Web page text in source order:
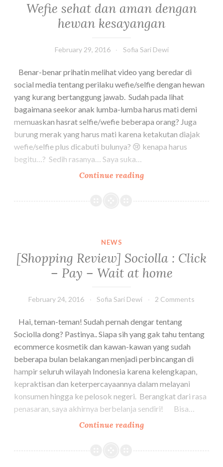
Wefie sehat dan aman dengan
hewan kesayangan
February 29, 2016 Sofia Sari Dewi
Benar-benar prihatin melihat video yang beredar di
social media tentang perilaku wefie/selfie dengan hewan
yang kurang bertanggung jawab. Sudah pada lihat
bagaimana seekor anak lumba-lumba harus mati demi
memuaskan hasrat selfie/wefie beberapa orang? Juga
burung merak yang harus mati karena ketakutan diajak
wefie/selfie plus dicabuti bulunya? 😢 kenapa harus
begitu…? Sedih rasanya… Saya suka…
Continue readingWefie
dan
NEWS
[Shopping Review] Sociolla : Click
– Pay – Wait at home
February 24, 2016 Sofia Sari Dewi 2 Comments
Hai, teman-teman! Sudah pernah dengar tentang
Sociolla dong? Pastinya.. Siapa sih yang gak tahu tentang
ecommerce kosmetik dan kawan-kawan yang sudah
beberapa bulan belakangan menjadi perbincangan di
hampir seluruh wilayah Indonesia karena kelengkapan,
kepraktisan dan keterpercayaannya dalam melayani
konsumen hingga ke pelosok negeri. Berangkat dari rasa
penasaran, saya akhirnya berbelanja sendiri! Bisa…
Continue reading[Shopping
Sociolla